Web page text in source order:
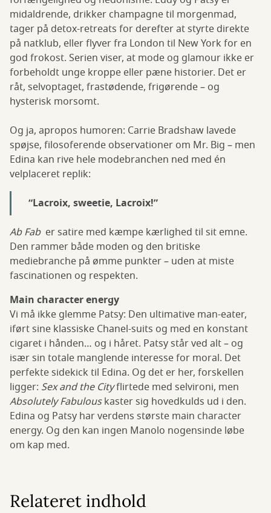
midaldrende, drikker champagne til morgenmad,
tager på detox-retreats for derefter at styrte direkte
på natklub, eller flyver fra London til New York for en
god frokost. Serien viser, at mode og glamour ikke er
forbeholdt unge kroppe eller pæne historier. Det er
råt, selvoptaget, frastødende, frigørende – og
hysterisk morsomt.
Og ja, apropos humoren: Carrie Bradshaw lavede
spøjse, filosoferende observationer om Mr. Big – men
Edina kan rive hele modebranchen ned med én
velplaceret replik:
“Lacroix, sweetie, Lacroix!”
Ab Faber satire med kæmpe kærlighed til sit emne.
Den rammer både moden og den britiske
mediebranche på ømme punkter – uden at miste
fascinationen og respekten.
Main character energy
Vi må ikke glemme Patsy: Den ultimative man-eater,
iført sine klassiske Chanel-suits og med en konstant
cigaret i hånden… og i håret. Patsy står ved alt – og
især sin totale manglende interesse for moral. Det
perfekte sidekick til Edina. Og det er her, forskellen
ligger: Sex and the Cityflirtede med selvironi, men
Absolutely Fabulouskaster sig hovedkulds ud i den.
Edina og Patsy har verdens største main character
energy. Og den kan ingen Manolo nogensinde løbe
om kap med.
Relateret indhold